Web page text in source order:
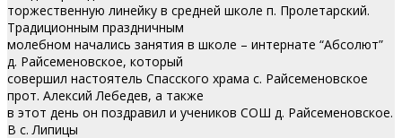
торжественную линейку в средней школе п. Пролетарский.
Традиционным праздничным
молебном начались занятия в школе – интернате “Абсолют”
д. Райсеменовское, который
совершил настоятель Спасского храма с. Райсеменовское
прот. Алексий Лебедев, а также
в этот день он поздравил и учеников СОШ д. Райсеменовское.
В с. Липицы